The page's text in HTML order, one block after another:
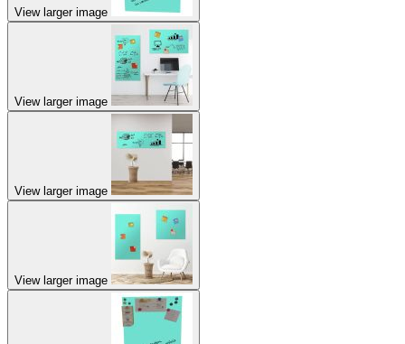
View larger image
View larger image
View larger image
View larger image